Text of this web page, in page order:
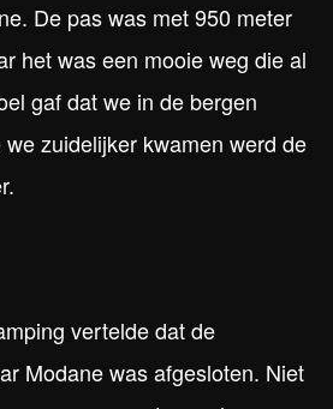
De pas was met 950 meter
het was een mooie weg die al
gaf dat we in de bergen
zuidelijker kwamen werd de
vertelde dat de
Modane was afgesloten. Niet